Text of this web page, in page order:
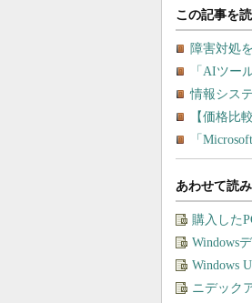
あわせて読
購入した
Windows
Windows
ニデック